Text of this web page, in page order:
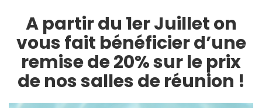
A partir du 1er Juillet on
vous fait bénéficier d’une
remise de 20% sur le prix
de nos salles de réunion !